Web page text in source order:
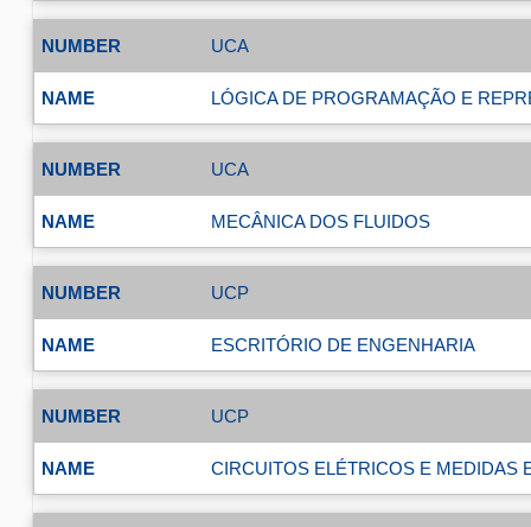
UCA
LÓGICA DE PROGRAMAÇÃO E
UCA
MECÂNICA DOS FLUIDOS
UCP
ESCRITÓRIO DE ENGENHARIA
UCP
CIRCUITOS ELÉTRICOS E MEDIDAS